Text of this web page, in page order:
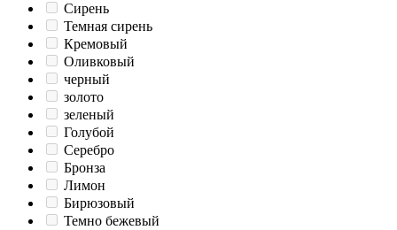
Сирень
Темная сирень
Кремовый
Оливковый
черный
золото
зеленый
Голубой
Серебро
Бронза
Лимон
Бирюзовый
Темно бежевый